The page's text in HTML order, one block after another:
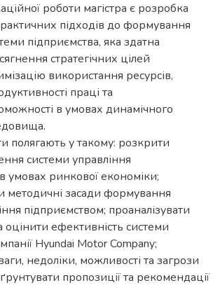
роботи магістра є розробка
підходів до формування
підприємства, яка здатна
стратегічних цілей
використання ресурсів,
праці та
в умовах динамічного
полягають у такому: розкрити
системи управління
умовах ринкової економіки;
методичні засади формування
підприємством; проаналізувати
оцінити ефективність системи
Hyundai Motor Company;
недоліки, можливості та загрози
пропозиції та рекомендації